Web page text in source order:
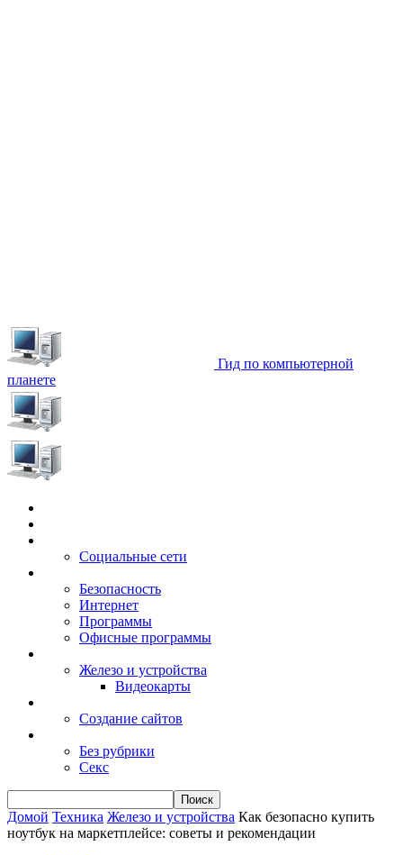
Гид по компьютерной
планете
Социальные сети
Безопасность
Интернет
Программы
Офисные программы
Железо и устройства
Видеокарты
Создание сайтов
Без рубрики
Секс
Домой Техника Железо и устройства Как безопасно купить
ноутбук на маркетплейсе: советы и рекомендации